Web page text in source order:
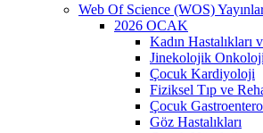
Web Of Science (WOS)
2026 OCAK
Kadın Hastalıkları
Jinekolojik
Çocuk Kardiyoloji
Fiziksel Tıp ve
Çocuk
Göz Hastalıkları